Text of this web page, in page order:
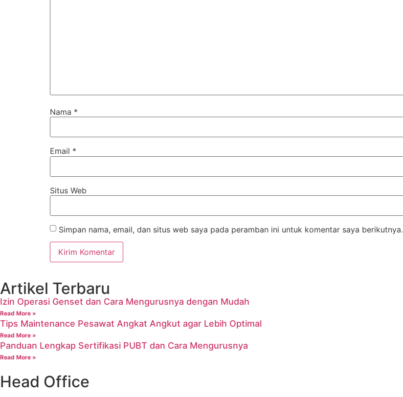
Nama *
Email *
Situs Web
Simpan nama, email, dan situs web saya pada peramban ini untuk komentar saya berikutnya.
Artikel Terbaru
Izin Operasi Genset dan Cara Mengurusnya dengan Mudah
Read More »
Tips Maintenance Pesawat Angkat Angkut agar Lebih Optimal
Read More »
Panduan Lengkap Sertifikasi PUBT dan Cara Mengurusnya
Read More »
Head Office